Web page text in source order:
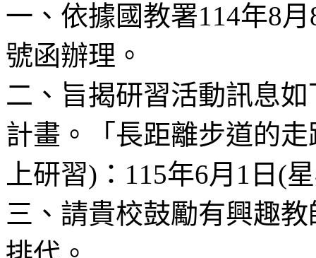
一、依據國教署114年8
號函辦理。
二、旨揭研習活動訊息
計畫。「長距離步道的
上研習)：115年6月1日(
三、請貴校鼓勵有興趣